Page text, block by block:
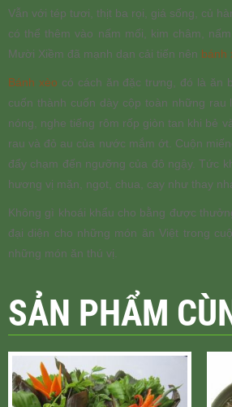
Vẫn với tép tươi, thịt ba rọi, giá sống, củ
có thể thêm vào nấm mối, kim châm,
Mười Xiềm đã mạnh dạn cải tiến nên bánh
Bánh xèo có cách ăn đặc trưng, đó là ăn
cuốn thành cuốn dày cộp toàn những
nóng, nghe tiếng rôm rốp giòn tan khi bẻ
rau và đỏ au của nước mắm ớt. Cuộn
đẩy chạm đến ngưỡng của đô ngậy. Tức
hương vị mặn, ngọt, chua, cay như thay
Không gì khoái khẩu cho bằng được
đại diện cho những món ăn Việt trong
những món ăn thú vị.
SẢN PHẨM